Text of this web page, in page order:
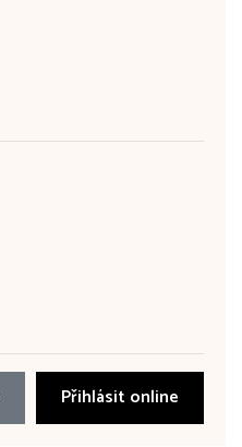
Přihlásit online